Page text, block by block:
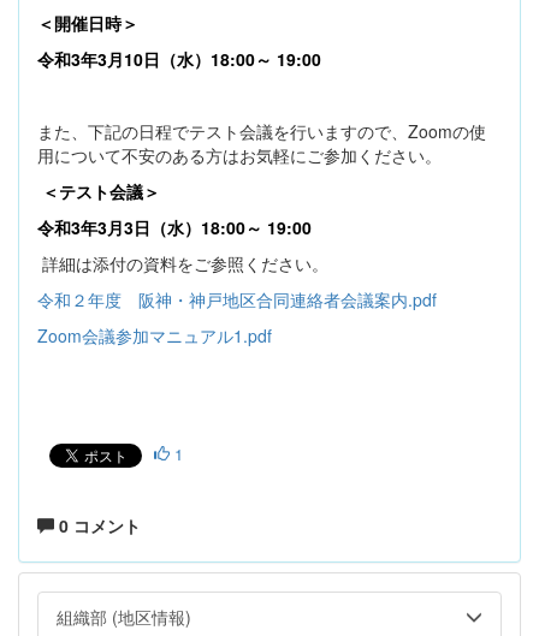
＜開催日時＞
令和3年3月10日（水）18:00～ 19:00
また、下記の日程でテスト会議を行いますので、Zoomの使
用について不安のある方はお気軽にご参加ください。
＜テスト会議＞
令和3年3月3日（水）18:00～ 19:00
詳細は添付の資料をご参照ください。
令和２年度 阪神・神戸地区合同連絡者会議案内.pdf
Zoom会議参加マニュアル1.pdf
1
0 コメント
組織部 (地区情報)